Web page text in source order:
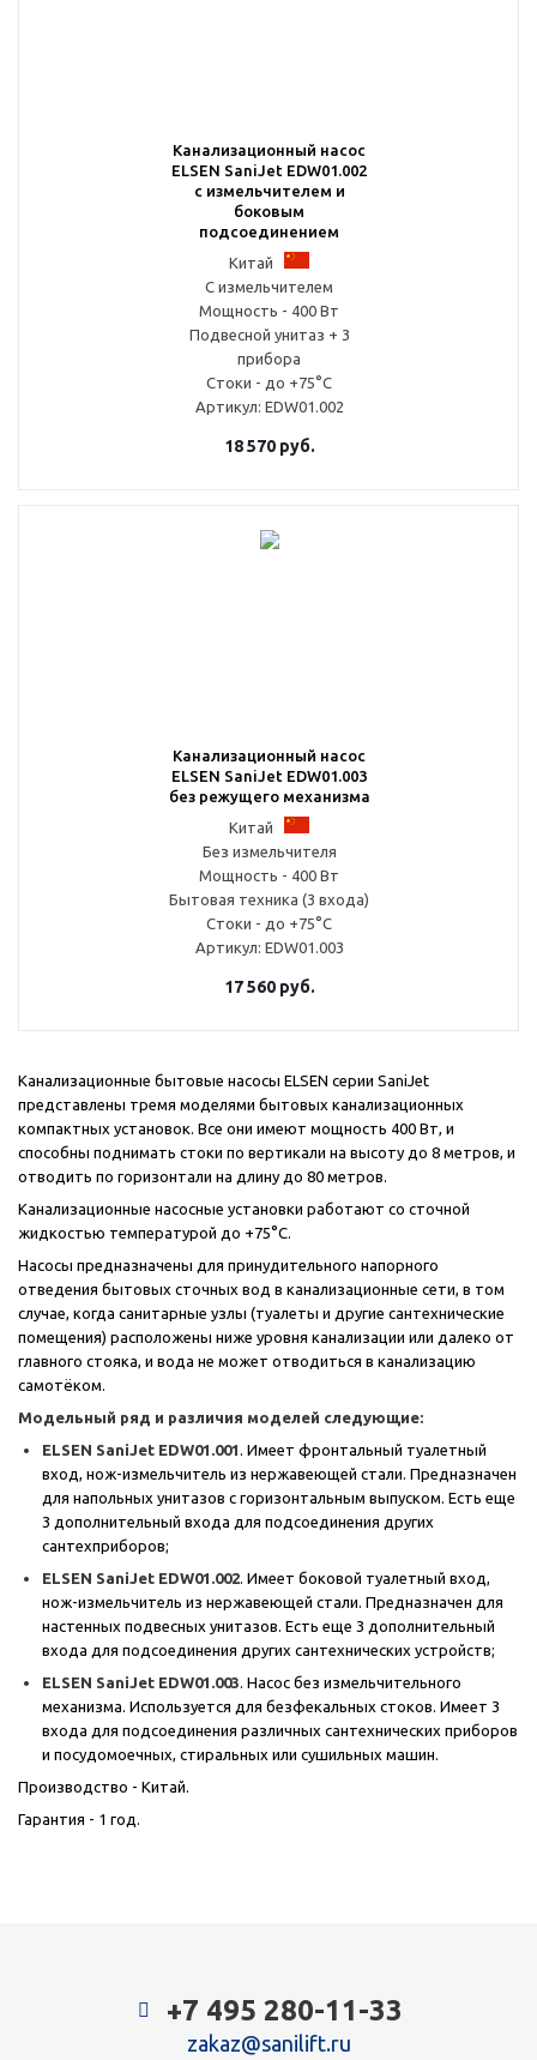
Канализационный насос
ELSEN SaniJet EDW01.002
с измельчителем и
боковым
подсоединением
Китай
С измельчителем
Мощность - 400 Вт
Подвесной унитаз + 3
прибора
Стоки - до +75°С
Артикул: EDW01.002
18 570руб.
Канализационный насос
ELSEN SaniJet EDW01.003
без режущего механизма
Китай
Без измельчителя
Мощность - 400 Вт
Бытовая техника (3 входа)
Стоки - до +75°С
Артикул: EDW01.003
17 560руб.
Канализационные бытовые насосы ELSEN серии SaniJet
представлены тремя моделями бытовых канализационных
компактных установок. Все они имеют мощность 400 Вт, и
способны поднимать стоки по вертикали на высоту до 8 метров, и
отводить по горизонтали на длину до 80 метров.
Канализационные насосные установки работают со сточной
жидкостью температурой до +75°С.
Насосы предназначены для принудительного напорного
отведения бытовых сточных вод в канализационные сети, в том
случае, когда санитарные узлы (туалеты и другие сантехнические
помещения) расположены ниже уровня канализации или далеко от
главного стояка, и вода не может отводиться в канализацию
самотёком.
Модельный ряд и различия моделей следующие:
ELSEN SaniJet EDW01.001 . Имеет фронтальный туалетный
вход, нож-измельчитель из нержавеющей стали. Предназначен
для напольных унитазов с горизонтальным выпуском. Есть еще
3 дополнительный входа для подсоединения других
сантехприборов;
ELSEN SaniJet EDW01.002. Имеет боковой туалетный вход,
нож-измельчитель из нержавеющей стали. Предназначен для
настенных подвесных унитазов. Есть еще 3 дополнительный
входа для подсоединения других сантехнических устройств;
ELSEN SaniJet EDW01.003. Насос без измельчительного
механизма. Используется для безфекальных стоков. Имеет 3
входа для подсоединения различных сантехнических приборов
и посудомоечных, стиральных или сушильных машин.
Производство - Китай.
Гарантия - 1 год.
+7 495 280-11-33
zakaz@sanilift.ru